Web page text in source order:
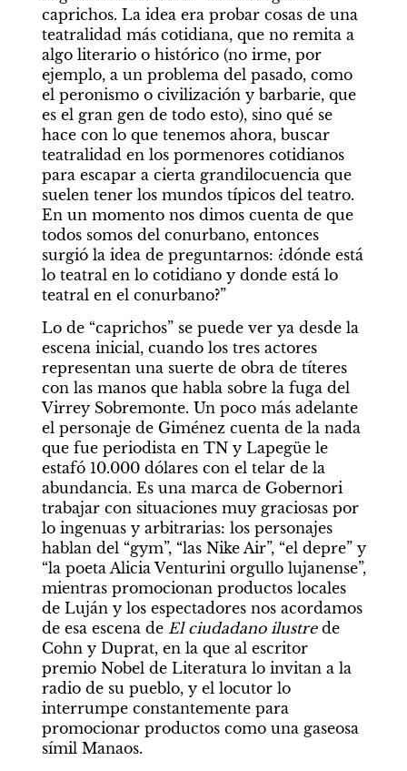
caprichos. La idea era probar cosas de una
teatralidad más cotidiana, que no remita a
algo literario o histórico (no irme, por
ejemplo, a un problema del pasado, como
el peronismo o civilización y barbarie, que
es el gran gen de todo esto), sino qué se
hace con lo que tenemos ahora, buscar
teatralidad en los pormenores cotidianos
para escapar a cierta grandilocuencia que
suelen tener los mundos típicos del teatro.
En un momento nos dimos cuenta de que
todos somos del conurbano, entonces
surgió la idea de preguntarnos: ¿dónde está
lo teatral en lo cotidiano y donde está lo
teatral en el conurbano?”
Lo de “caprichos” se puede ver ya desde la
escena inicial, cuando los tres actores
representan una suerte de obra de títeres
con las manos que habla sobre la fuga del
Virrey Sobremonte. Un poco más adelante
el personaje de Giménez cuenta de la nada
que fue periodista en TN y Lapegüe le
estafó 10.000 dólares con el telar de la
abundancia. Es una marca de Gobernori
trabajar con situaciones muy graciosas por
lo ingenuas y arbitrarias: los personajes
hablan del “gym”, “las Nike Air”, “el depre” y
“la poeta Alicia Venturini orgullo lujanense”,
mientras promocionan productos locales
de Luján y los espectadores nos acordamos
de esa escena de El ciudadano ilustre de
Cohn y Duprat, en la que al escritor
premio Nobel de Literatura lo invitan a la
radio de su pueblo, y el locutor lo
interrumpe constantemente para
promocionar productos como una gaseosa
símil Manaos.